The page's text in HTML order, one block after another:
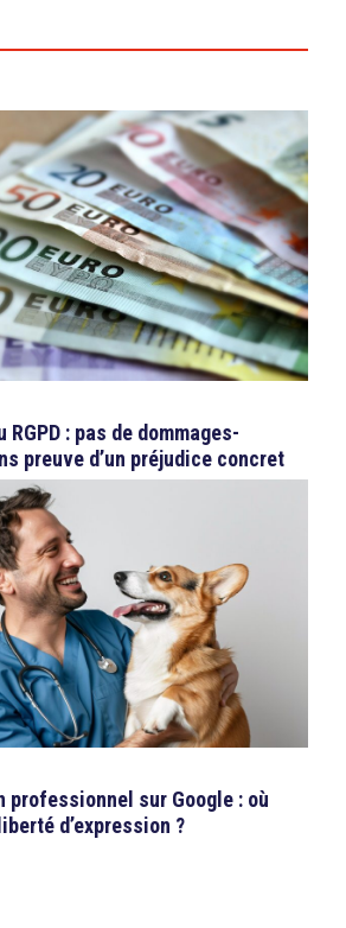
: pas de dommages-
preuve d’un préjudice concret
professionnel sur Google : où
d’expression ?